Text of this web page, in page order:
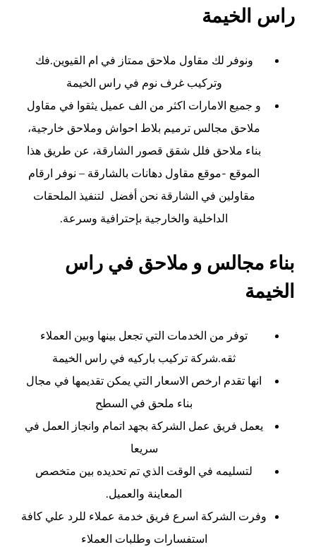
راس الخيمة
ونوفر لك مقاول ملاحق ممتاز في ام القيوين.فك
وتركيب غرف نوم في راس الخيمة
و جميع الامارات اكثر من الف عميل يثقوا في مقاول
ملاحق مجالس ترميم بلاط احواش وملاحق خارجية،
بناء ملاحق فلل شقق قصور الشارقة، عن طريق هذا
الموقع -موقع مقاول دهانات بالشارقة – نوفر ارقام
مقاولين في الشارقة نحن أفضل لتنفيذ الملحقات
الداخلية والخارجية بإحترافية وسرعة.
بناء مجالس و ملاحق في راس
الخيمة
توفر من الخدمات التي تجعل بينها وبين العملاء
ثقه.شركة تركيب باركيه في راس الخيمة
انها تقدم ارخص الاسعار التي يمكن تقديمها في مجال
بناء ملحق في السطح
يعمل فريق عمل الشركة بجهد اتمام وانجاز العمل في
سريعا
لتسليمه في الوقت الذي تم تحديده بين متخصص
المعاينة والعميل.
وفرت الشركة اسرع فريق خدمة عملاء للرد علي كافة
استفسارات وطلبات العملاء